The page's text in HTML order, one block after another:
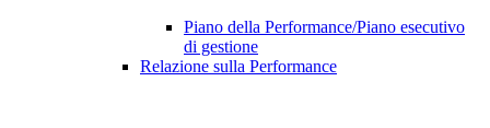
Piano della Performance/Piano esecutivo
di gestione
Relazione sulla Performance